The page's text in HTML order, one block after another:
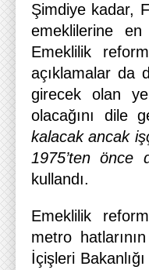
Şimdiye kadar,
emeklilerine
Emeklilik
açıklamalar da
girecek olan
olacağını dile
kalacak ancak
1975’ten önce
kullandı.
Emeklilik
metro
İçişleri